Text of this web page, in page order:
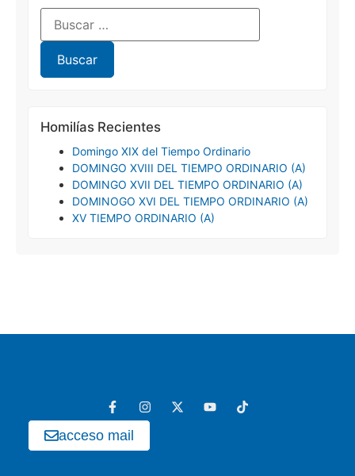
Homilías Recientes
Domingo XIX del Tiempo Ordinario
DOMINGO XVIII DEL TIEMPO ORDINARIO (A)
DOMINGO XVII DEL TIEMPO ORDINARIO (A)
DOMINOGO XVI DEL TIEMPO ORDINARIO (A)
XV TIEMPO ORDINARIO (A)
acceso mail